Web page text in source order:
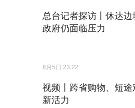
总台记者探访丨休达
政府仍面临压力
8月5日 23:22
视频丨跨省购物、短
新活力